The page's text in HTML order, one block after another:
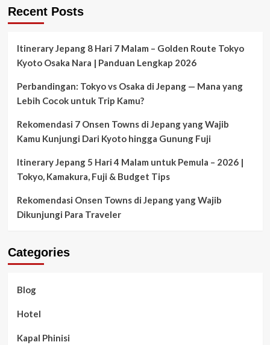
Recent Posts
Itinerary Jepang 8 Hari 7 Malam – Golden Route Tokyo
Kyoto Osaka Nara | Panduan Lengkap 2026
Perbandingan: Tokyo vs Osaka di Jepang — Mana yang
Lebih Cocok untuk Trip Kamu?
Rekomendasi 7 Onsen Towns di Jepang yang Wajib
Kamu Kunjungi Dari Kyoto hingga Gunung Fuji
Itinerary Jepang 5 Hari 4 Malam untuk Pemula – 2026 |
Tokyo, Kamakura, Fuji & Budget Tips
Rekomendasi Onsen Towns di Jepang yang Wajib
Dikunjungi Para Traveler
Categories
Blog
Hotel
Kapal Phinisi